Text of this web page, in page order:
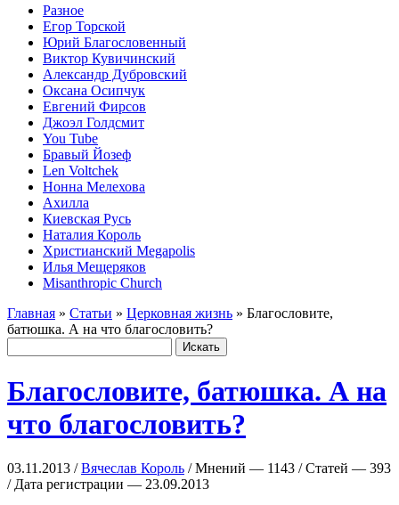
Разное
Егор Торской
Юрий Благословенный
Виктор Кувичинский
Александр Дубровский
Оксана Осипчук
Евгений Фирсов
Джоэл Голдсмит
You Tube
Бравый Йозеф
Len Voltchek
Нонна Мелехова
Ахилла
Киевская Русь
Наталия Король
Христианский Megapolis
Илья Мещеряков
Misanthropic Church
Главная » Статьи » Церковная жизнь » Благословите,
батюшка. А на что благословить?
Благословите, батюшка. А на
что благословить?
03.11.2013 /Вячеслав Король / Мнений — 1143 / Статей — 393
/ Дата регистрации — 23.09.2013